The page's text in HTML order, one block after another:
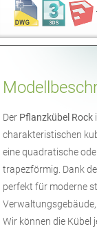
Der Pflanzkübel Rock
charakteristischen
eine quadratische
trapezförmig. Dank
perfekt für moderne
Wir können die Kübel